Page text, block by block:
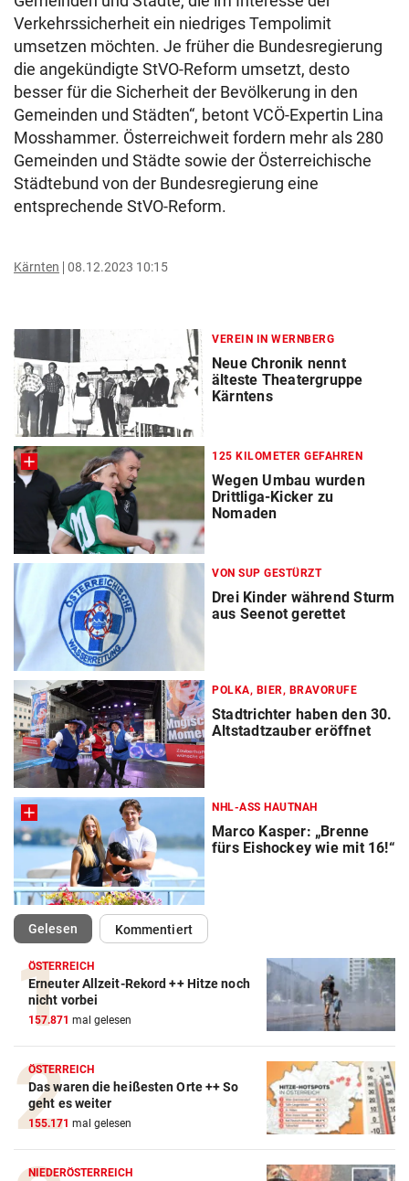
Verkehrssicherheit ein niedriges Tempolimit
umsetzen möchten. Je früher die Bundesregierung
die angekündigte StVO-Reform umsetzt, desto
besser für die Sicherheit der Bevölkerung in den
Gemeinden und Städten“, betont VCÖ-Expertin Lina
Mosshammer. Österreichweit fordern mehr als 280
Gemeinden und Städte sowie der Österreichische
Städtebund von der Bundesregierung eine
entsprechende StVO-Reform.
Kärnten 08.12.2023 10:15
VEREIN IN WERNBERG
Neue Chronik nennt
älteste Theatergruppe
Kärntens
125 KILOMETER GEFAHREN
Wegen Umbau wurden
Drittliga-Kicker zu
Nomaden
VON SUP GESTÜRZT
Drei Kinder während Sturm
aus Seenot gerettet
POLKA, BIER, BRAVORUFE
Stadtrichter haben den 30.
Altstadtzauber eröffnet
NHL-ASS HAUTNAH
Marco Kasper: „Brenne
fürs Eishockey wie mit 16!“
Gelesen(ausgewählt)Kommentiert
ÖSTERREICH
Erneuter Allzeit-Rekord ++ Hitze noch
nicht vorbei
157.871 mal gelesen
ÖSTERREICH
Das waren die heißesten Orte ++ So
geht es weiter
155.171 mal gelesen
NIEDERÖSTERREICH